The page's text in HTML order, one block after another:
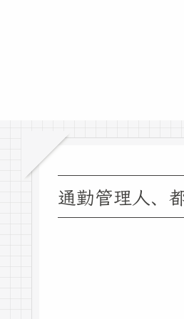
通勤管理人、